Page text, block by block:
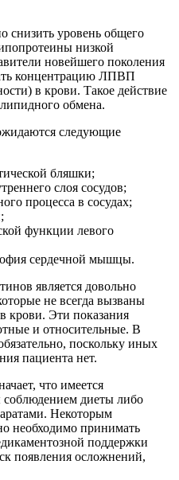
снизить уровень общего
низкой
новейшего поколения
концентрацию ЛПВП
в крови. Такое действие
обмена.
следующие
бляшки;
слоя сосудов;
процесса в сосудах;
функции левого
сердечной мышцы.
является довольно
не всегда вызваны
крови. Эти показания
и относительные. В
поскольку иных
пациента нет.
что имеется
соблюдением диеты либо
Некоторым
необходимо принимать
поддержки
появления осложнений,